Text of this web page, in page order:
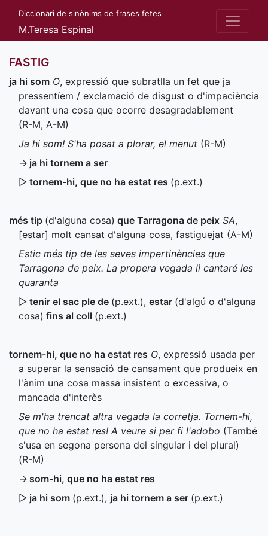
Diccionari de sinònims de frases fetes
M.Teresa Espinal
FASTIG
ja hi som O, expressió que subratlla un fet que ja
pressentíem / exclamació de disgust o d'impaciència
davant una cosa que ocorre desagradablement
(R-M, A-M)
Ja hi som! S'ha posat a plorar, el menut (R-M)
→ ja hi tornem a ser
▷ tornem-hi, que no ha estat res (p.ext.)
més tip (d'alguna cosa) que Tarragona de peix SA,
[estar] molt cansat d'alguna cosa, fastiguejat (A-M)
Estic més tip de les seves impertinències que
Tarragona de peix. La propera vegada li cantaré les
quaranta
▷ tenir el sac ple de (p.ext.), estar (d'algú o d'alguna
cosa) fins al coll (p.ext.)
tornem-hi, que no ha estat res O, expressió usada per
a superar la sensació de cansament que produeix en
l'ànim una cosa massa insistent o excessiva, o
mancada d'interès
Se m'ha trencat altra vegada la corretja. Tornem-hi,
que no ha estat res! A veure si per fi l'adobo (També
s'usa en segona persona del singular i del plural)
(R-M)
→ som-hi, que no ha estat res
▷ ja hi som (p.ext.), ja hi tornem a ser (p.ext.)